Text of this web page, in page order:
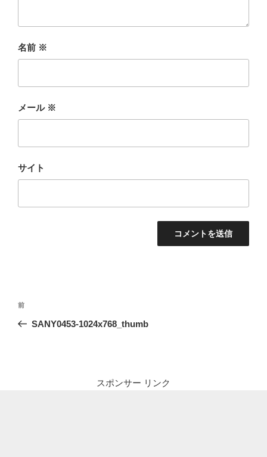
名前 ※
メール ※
サイト
投
ナ
前
の
前
SANY0453-1024x768_thumb
スポンサー リンク